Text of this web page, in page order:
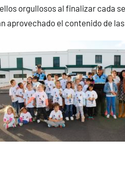
orgullosos al finalizar cada
aprovechado el contenido de